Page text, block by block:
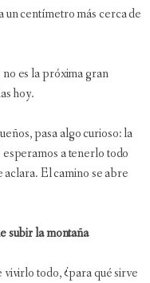
un centímetro más cerca de
es la próxima gran
hoy.
pasa algo curioso: la
a tenerlo todo
aclara. El camino se abre
subir la montaña
todo, ¿para qué sirve